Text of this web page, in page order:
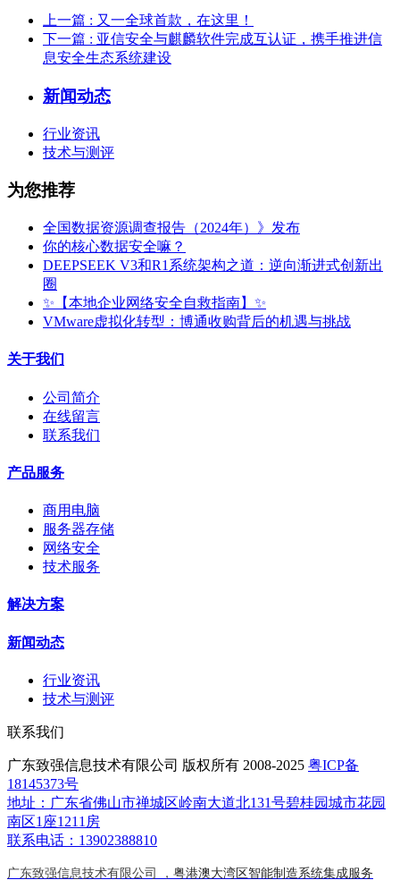
上一篇 : 又一全球首款，在这里！
下一篇 : 亚信安全与麒麟软件完成互认证，携手推进信
息安全生态系统建设
新闻动态
行业资讯
技术与测评
为您推荐
全国数据资源调查报告（2024年）》发布
你的核心数据安全嘛？
DEEPSEEK V3和R1系统架构之道：逆向渐进式创新出
圈
✨【本地企业网络安全自救指南】✨
VMware虚拟化转型：博通收购背后的机遇与挑战
关于我们
公司简介
在线留言
联系我们
产品服务
商用电脑
服务器存储
网络安全
技术服务
解决方案
新闻动态
行业资讯
技术与测评
联系我们
广东致强信息技术有限公司 版权所有 2008-2025 粤ICP备
18145373号
地址：广东省佛山市禅城区岭南大道北131号碧桂园城市花园
南区1座1211房
联系电话：13902388810
广东致强信息技术有限公司 ， 粤港澳大湾区智能制造系统集成服务